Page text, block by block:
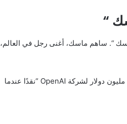
“
“. ساهم ماسك، أغنى رجل في العالم،
وقال ألتمان – وهو ملياردير من خلال استثمارات أخرى – إنه تبرع بمبلغ 3.75 مليون دولار لشركة OpenAI “نقدًا عندما